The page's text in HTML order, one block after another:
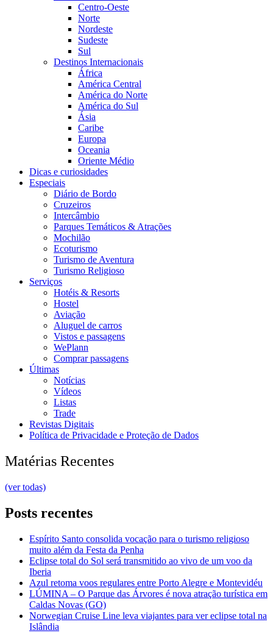
Centro-Oeste
Norte
Nordeste
Sudeste
Sul
Destinos Internacionais
África
América Central
América do Norte
América do Sul
Ásia
Caribe
Europa
Oceania
Oriente Médio
Dicas e curiosidades
Especiais
Diário de Bordo
Cruzeiros
Intercâmbio
Parques Temáticos & Atrações
Mochilão
Ecoturismo
Turismo de Aventura
Turismo Religioso
Serviços
Hotéis & Resorts
Hostel
Aviação
Aluguel de carros
Vistos e passagens
WePlann
Comprar passagens
Últimas
Notícias
Vídeos
Listas
Trade
Revistas Digitais
Política de Privacidade e Proteção de Dados
Matérias Recentes
(ver todas)
Posts recentes
Espírito Santo consolida vocação para o turismo religioso
muito além da Festa da Penha
Eclipse total do Sol será transmitido ao vivo de um voo da
Iberia
Azul retoma voos regulares entre Porto Alegre e Montevidéu
LÚMINA – O Parque das Árvores é nova atração turística em
Caldas Novas (GO)
Norwegian Cruise Line leva viajantes para ver eclipse total na
Islândia